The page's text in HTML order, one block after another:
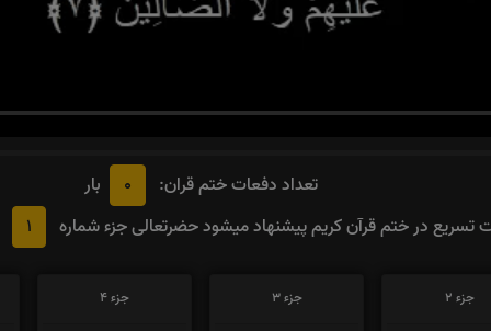
تعداد دفعات ختم قران: 0
بار
تسریع در ختم قرآن کریم پیشنهاد میشود حضرتعالی جزء شماره
1
جزء 2
جزء 3
جزء 4